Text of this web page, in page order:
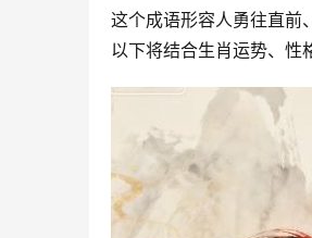
这个成语形容人勇往直前
以下将结合生肖运势、性